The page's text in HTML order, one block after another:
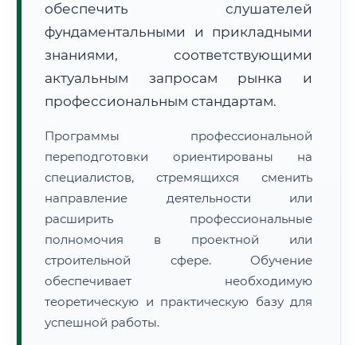
Расчет логистики оригиналов:
• Маршрут транзита:
• Экспресс-доставка СДЭК / Почтой:4–6 рабочих дней
📜 Документы и аккредитация ФИС ФРДО
обеспечить слушателей
фундаментальными и прикладными
знаниями, соответствующими
актуальным запросам рынка и
профессиональным стандартам.
Программы профессиональной
переподготовки ориентированы на
специалистов, стремящихся сменить
направление деятельности или
расширить профессиональные
полномочия в проектной или
строительной сфере. Обучение
обеспечивает необходимую
теоретическую и практическую базу для
успешной работы.